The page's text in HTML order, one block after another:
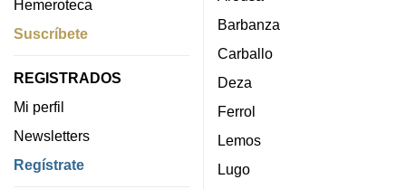
Hemeroteca
Suscríbete
REGISTRADOS
Mi perfil
Newsletters
Regístrate
Barbanza
Carballo
Deza
Ferrol
Lemos
Lugo